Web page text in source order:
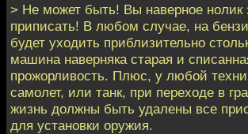
> Не может быть! Вы наверное нолик
приписать! В любом случае, на
будет уходить приблизительно
машина наверняка старая и
прожорливость. Плюс, у любой
самолет, или танк, при переходе в
жизнь должны быть удалены все
для установки оружия.